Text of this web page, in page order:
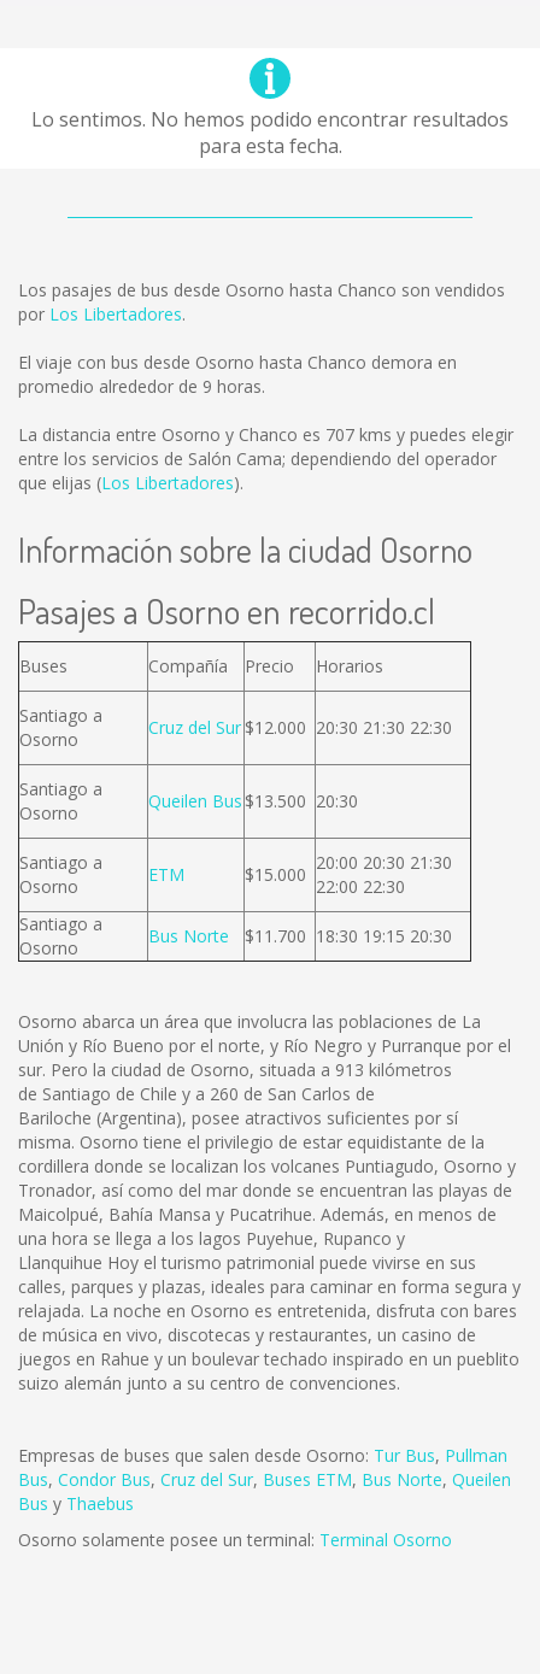
Lo sentimos. No hemos podido encontrar resultados
para esta fecha.
Los pasajes de bus desde Osorno hasta Chanco son vendidos
por Los Libertadores.
El viaje con bus desde Osorno hasta Chanco demora en
promedio alrededor de 9 horas.
La distancia entre Osorno y Chanco es 707 kms y puedes elegir
entre los servicios de Salón Cama; dependiendo del operador
que elijas (Los Libertadores).
Información sobre la ciudad Osorno
Pasajes a Osorno en recorrido.cl
Buses Compañía Precio Horarios
Santiago a
Osorno
Cruz del Sur $12.000 20:30 21:30 22:30
Santiago a
Osorno
Queilen Bus $13.500 20:30
Santiago a
Osorno
ETM $15.000
20:00 20:30 21:30
22:00 22:30
Santiago a
Osorno
Bus Norte $11.700 18:30 19:15 20:30
Osorno abarca un área que involucra las poblaciones de La
Unión y Río Bueno por el norte, y Río Negro y Purranque por el
sur. Pero la ciudad de Osorno, situada a 913 kilómetros
de Santiago de Chile y a 260 de San Carlos de
Bariloche (Argentina), posee atractivos suficientes por sí
misma. Osorno tiene el privilegio de estar equidistante de la
cordillera donde se localizan los volcanes Puntiagudo, Osorno y
Tronador, así como del mar donde se encuentran las playas de
Maicolpué, Bahía Mansa y Pucatrihue. Además, en menos de
una hora se llega a los lagos Puyehue, Rupanco y
Llanquihue Hoy el turismo patrimonial puede vivirse en sus
calles, parques y plazas, ideales para caminar en forma segura y
relajada. La noche en Osorno es entretenida, disfruta con bares
de música en vivo, discotecas y restaurantes, un casino de
juegos en Rahue y un boulevar techado inspirado en un pueblito
suizo alemán junto a su centro de convenciones.
Empresas de buses que salen desde Osorno: Tur Bus, Pullman
Bus, Condor Bus, Cruz del Sur, Buses ETM, Bus Norte, Queilen
Bus y Thaebus
Osorno solamente posee un terminal: Terminal Osorno